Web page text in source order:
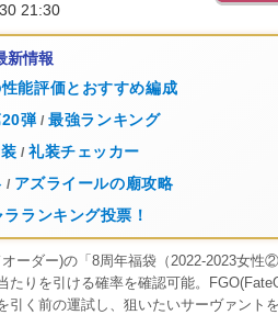
21:30
新情報
能評価とおすすめ編成
弾 / 最強ランキング
/ 礼装チェッカー
/ アズライールの廟攻略
ランキング投票！
ーダー)の「8周年福袋（2022-2023女性
たりを引ける確率を確認可能。
引く前の運試し、狙いたいサーヴァント